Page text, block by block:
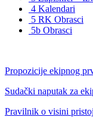
4 Kalendari
5 RK Obrasci
5b Obrasci
Propozicije ekipnog
Sudački naputak za
Pravilnik o visini